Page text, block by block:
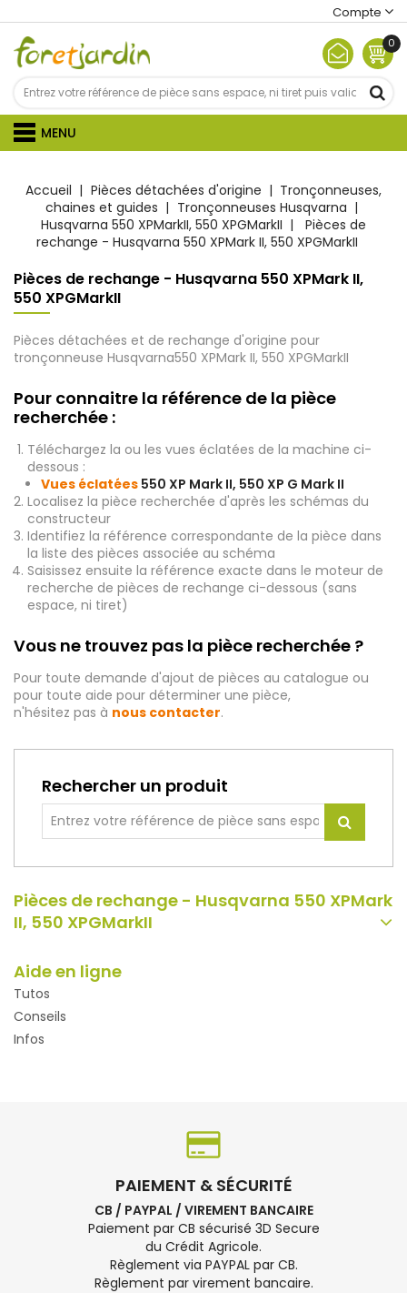
Compte
0
MENU
Accueil Pièces détachées d'origine
Tronçonneuses,
chaines et guides
Tronçonneuses Husqvarna
Husqvarna 550 XPMarkII, 550 XPGMarkII
Pièces de
rechange - Husqvarna 550 XPMark II, 550 XPGMarkII
Pièces de rechange - Husqvarna 550 XPMark II,
550 XPGMarkII
Pièces détachées et de rechange d'origine pour
tronçonneuse Husqvarna550 XPMark II, 550 XPGMarkII
Pour connaitre la référence de la pièce
recherchée :
Téléchargez la ou les vues éclatées de la machine ci-
dessous :
Vues éclatées 550 XP Mark II, 550 XP G Mark II
Localisez la pièce recherchée d'après les schémas du
constructeur
Identifiez la référence correspondante de la pièce dans
la liste des pièces associée au schéma
Saisissez ensuite la référence exacte dans le moteur de
recherche de pièces de rechange ci-dessous (sans
espace, ni tiret)
Vous ne trouvez pas la pièce recherchée ?
Pour toute demande d'ajout de pièces au catalogue ou
pour toute aide pour déterminer une pièce,
n'hésitez pas à nous contacter.
Rechercher un produit
Pièces de rechange - Husqvarna 550 XPMark
II, 550 XPGMarkII
Aide en ligne
Tutos
Conseils
Infos
PAIEMENT & SÉCURITÉ
CB / PAYPAL / VIREMENT BANCAIRE
Paiement par CB sécurisé 3D Secure
du Crédit Agricole.
Règlement via PAYPAL par CB.
Règlement par virement bancaire.